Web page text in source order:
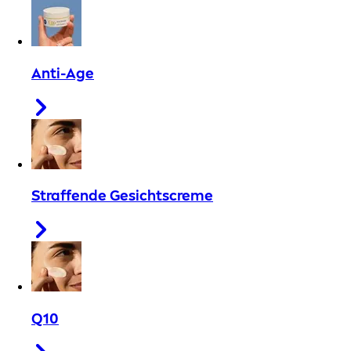
Anti-Age
Straffende Gesichtscreme
Q10